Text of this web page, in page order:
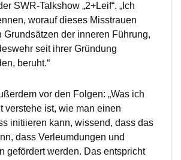
SWR-Talkshow „2+Leif“. „Ich
worauf dieses Misstrauen
Grundsätzen der inneren Führung,
seit ihrer Gründung
beruht.“
vor den Folgen: „Was ich
verstehe ist, wie man einen
initiieren kann, wissend, dass das
dass Verleumdungen und
gefördert werden. Das entspricht